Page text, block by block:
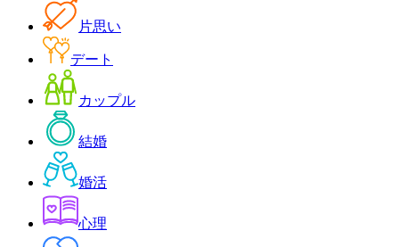
片思い
デート
カップル
結婚
婚活
心理